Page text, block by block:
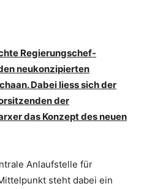
Regierungschef-
neukonzipierten
Dabei liess sich der
der
das Konzept des neuen
Anlaufstelle für
steht dabei ein